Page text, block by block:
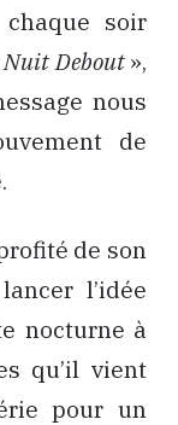
chaque soir
Nuit Debout»,
nous
de
de son
l’idée
nocturne à
qu’il vient
pour un